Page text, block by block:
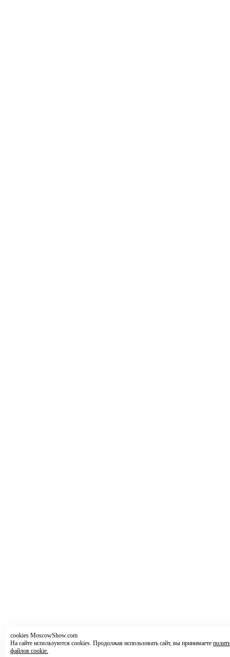
cookies MoscowShow.com
На сайте используются cookies. Продолжая использовать сайт, вы принимаете
файлов cookie.